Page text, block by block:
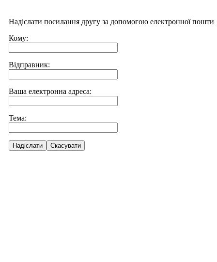
Надіслати посилання другу за допомогою електронної пошти
Кому:
Відправник:
Ваша електронна адреса:
Тема:
Надіслати Скасувати